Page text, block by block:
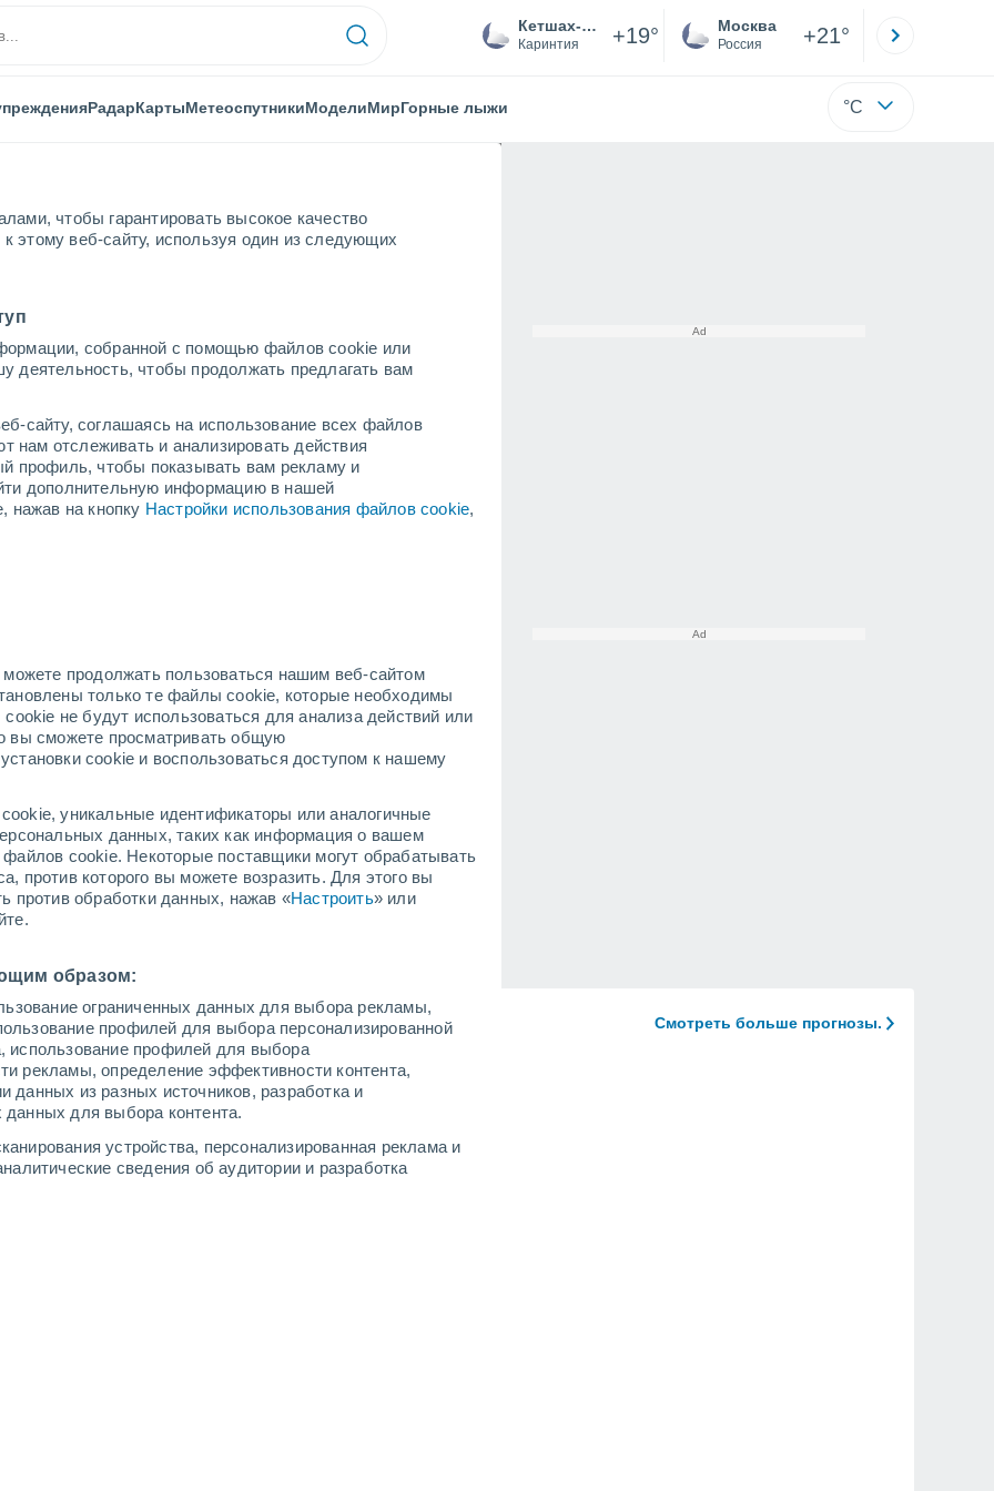
чтобы гарантировать высокое качество
этому веб-сайту, используя один из следующих
собранной с помощью файлов cookie или
деятельность, чтобы продолжать предлагать вам
сайту, соглашаясь на использование всех файлов
нам отслеживать и анализировать действия
профиль, чтобы показывать вам рекламу и
дополнительную информацию в нашей
нажав на кнопку Настройки использования файлов cookie,
продолжать пользоваться нашим веб-сайтом
только те файлы cookie, которые необходимы
не будут использоваться для анализа действий или
вы сможете просматривать общую
cookie и воспользоваться доступом к нашему
уникальные идентификаторы или аналогичные
данных, таких как информация о вашем
cookie. Некоторые поставщики могут обрабатывать
против которого вы можете возразить. Для этого вы
против обработки данных, нажав «Настроить» или
образом:
ограниченных данных для выбора рекламы,
профилей для выбора персонализированной
использование профилей для выбора
рекламы, определение эффективности контента,
из разных источников, разработка и
данных для выбора контента.
устройства, персонализированная реклама и
сведения об аудитории и разработка
Кетшах-Маутен
Каринтия +19° Москва
Россия +21°
РадарКартыМетеоспутникиМоделиМирГорные лыжи °C
Погода в Кетшах-Маутене
7 Авг.
завтра
воскресенье
Состояние снега
Глубина снега у подножья
Тип покрытия у подножья склона -
Тип покрытия на вершине склона
Смотреть больше прогнозы.